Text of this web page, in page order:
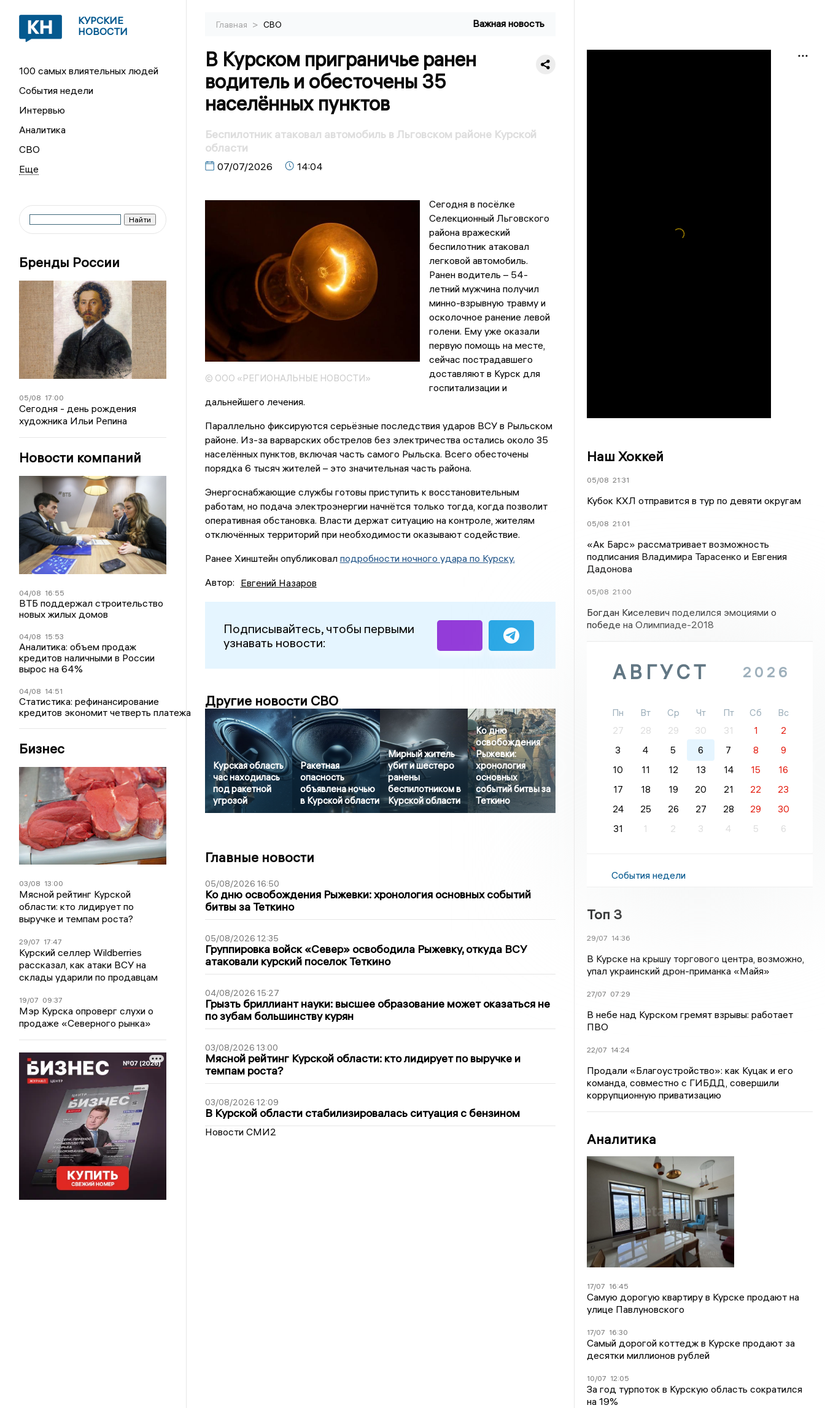
КУРСКИЕ
НОВОСТИ
100 самых влиятельных людей
События недели
Интервью
Аналитика
СВО
Бренды России
05/08 17:00
Сегодня - день рождения
художника Ильи Репина
Новости компаний
04/08 16:55
ВТБ поддержал строительство
новых жилых домов
04/08 15:53
Аналитика: объем продаж
кредитов наличными в России
вырос на 64%
04/08 14:51
Статистика: рефинансирование
кредитов экономит четверть платежа
Бизнес
03/08 13:00
Мясной рейтинг Курской
области: кто лидирует по
выручке и темпам роста?
29/07 17:47
Курский селлер Wildberries
рассказал, как атаки ВСУ на
склады ударили по продавцам
19/07 09:37
Мэр Курска опроверг слухи о
продаже «Северного рынка»
Главная > СВО Важная новость
В Курском приграничье ранен
водитель и обесточены 35
населённых пунктов
Беспилотник атаковал автомобиль в Льговском районе Курской
области
07/07/2026 14:04
© ООО «РЕГИОНАЛЬНЫЕ НОВОСТИ»
Сегодня в посёлке
Селекционный Льговского
района вражеский
беспилотник атаковал
легковой автомобиль.
Ранен водитель – 54-
летний мужчина получил
минно-взрывную травму и
осколочное ранение левой
голени. Ему уже оказали
первую помощь на месте,
сейчас пострадавшего
доставляют в Курск для
госпитализации и
дальнейшего лечения.
Параллельно фиксируются серьёзные последствия ударов ВСУ в Рыльском
районе. Из-за варварских обстрелов без электричества остались около 35
населённых пунктов, включая часть самого Рыльска. Всего обесточены
порядка 6 тысяч жителей – это значительная часть района.
Энергоснабжающие службы готовы приступить к восстановительным
работам, но подача электроэнергии начнётся только тогда, когда позволит
оперативная обстановка. Власти держат ситуацию на контроле, жителям
отключённых территорий при необходимости оказывают содействие.
Ранее Хинштейн опубликовал подробности ночного удара по Курску.
Автор: Евгений Назаров
Подписывайтесь, чтобы первыми
узнавать новости:
Другие новости СВО
Курская область
час находилась
под ракетной
угрозой
Ракетная
опасность
объявлена ночью
в Курской области
Мирный житель
убит и шестеро
ранены
беспилотником в
Курской области
Ко дню
освобождения
Рыжевки:
хронология
основных
событий битвы за
Теткино
Главные новости
05/08/2026 16:50
Ко дню освобождения Рыжевки: хронология основных событий
битвы за Теткино
05/08/2026 12:35
Группировка войск «Север» освободила Рыжевку, откуда ВСУ
атаковали курский поселок Теткино
04/08/2026 15:27
Грызть бриллиант науки: высшее образование может оказаться не
по зубам большинству курян
03/08/2026 13:00
Мясной рейтинг Курской области: кто лидирует по выручке и
темпам роста?
03/08/2026 12:09
В Курской области стабилизировалась ситуация с бензином
Новости СМИ2
Наш Хоккей
05/08 21:31
Кубок КХЛ отправится в тур по девяти округам
05/08 21:01
«Ак Барс» рассматривает возможность
подписания Владимира Тарасенко и Евгения
Дадонова
05/08 21:00
Богдан Киселевич поделился эмоциями о
победе на Олимпиаде-2018
АВГУСТ 2026
Пн Вт Ср Чт Пт Сб
Вс
27
28 29 30 31 1
2
3
4 5 6 7 8
9
10
11 12 13 14 15
16
17
18 19 20 21 22
23
24
25 26 27 28 29
30
31
1 2 3 4 5 6
События недели
Топ 3
29/07 14:36
В Курске на крышу торгового центра, возможно,
упал украинский дрон-приманка «Майя»
27/07 07:29
В небе над Курском гремят взрывы: работает
ПВО
22/07 14:24
Продали «Благоустройство»: как Куцак и его
команда, совместно с ГИБДД, совершили
коррупционную приватизацию
Аналитика
17/07 16:45
Самую дорогую квартиру в Курске продают на
улице Павлуновского
17/07 16:30
Самый дорогой коттедж в Курске продают за
десятки миллионов рублей
10/07 12:05
За год турпоток в Курскую область сократился
на 19%